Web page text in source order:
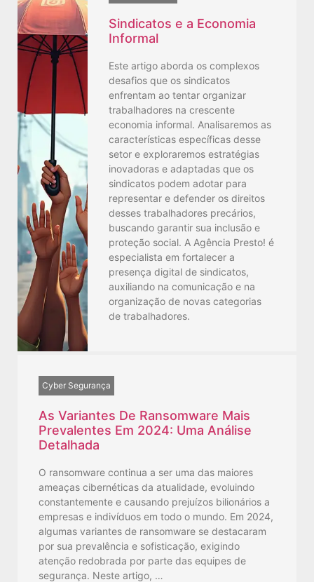
Sindicatos e a Economia
Informal
Este artigo aborda os complexos
desafios que os sindicatos
enfrentam ao tentar organizar
trabalhadores na crescente
economia informal. Analisaremos as
características específicas desse
setor e exploraremos estratégias
inovadoras e adaptadas que os
sindicatos podem adotar para
representar e defender os direitos
desses trabalhadores precários,
buscando garantir sua inclusão e
proteção social. A Agência Presto! é
especialista em fortalecer a
presença digital de sindicatos,
auxiliando na comunicação e na
organização de novas categorias
de trabalhadores.
Cyber Segurança
As Variantes De Ransomware Mais
Prevalentes Em 2024: Uma Análise
Detalhada
O ransomware continua a ser uma das maiores
ameaças cibernéticas da atualidade, evoluindo
constantemente e causando prejuízos bilionários a
empresas e indivíduos em todo o mundo. Em 2024,
algumas variantes de ransomware se destacaram
por sua prevalência e sofisticação, exigindo
atenção redobrada por parte das equipes de
segurança. Neste artigo, …